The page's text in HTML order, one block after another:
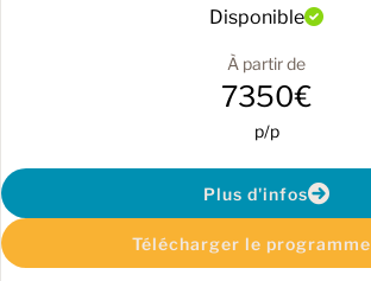
Disponible
À partir de
7350€
p/p
Plus d'infos
Télécharger le programme